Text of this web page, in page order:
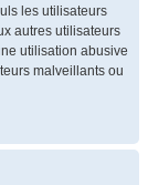
les utilisateurs
autres utilisateurs
utilisation abusive
malveillants ou